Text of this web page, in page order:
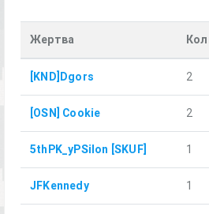
Жертва
[KND]Dgors 2
[OSN] Cookie 2
5thPK_yPSilon [SKUF] 1
JFKennedy 1